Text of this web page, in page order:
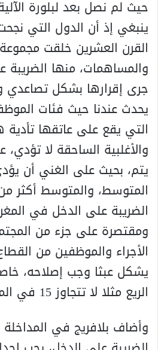
حيث لم نصل بعد لبلورة
ينبغي إذ أن الدول التي
القرن العشرين خلقت
والمساهمات، منها الضريبة
جرى إقرارها بشكل تصاعدي
يحدث عندنا حيث فئات
التي يقع على عاتقها تأدية
والأغلبية الساحقة لا
يتم، بحيث على الغني أن
المتوسط، والمتوسط أكثر
الضريبة على الدخل في
ومقتصرة على جزء من
الأجراء والموظفين من
يشكل عبثا وجب إصلاحه،
الريع مثلا لا تتجاوز 15 في المائة.
وأضاف بلافريج في المداخلة